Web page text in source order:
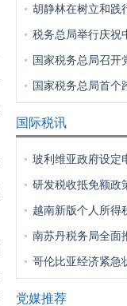
胡静林在树立和践
税务总局举行庆祝
国家税务总局召开
国家税务总局首个
国际税讯
玻利维亚政府设定
研发税收抵免额政
越南新版个人所得
南苏丹税务局全面
哥伦比亚经济紧急
党媒推荐